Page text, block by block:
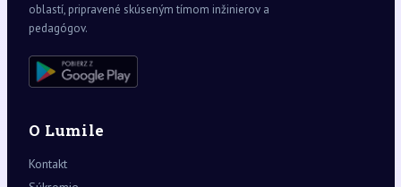
oblastí, pripravené skúseným tímom inžinierov a
pedagógov.
O Lumile
Kontakt